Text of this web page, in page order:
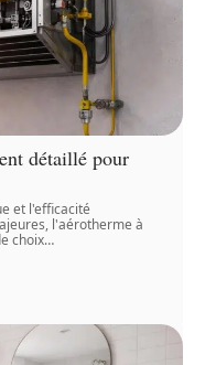
détaillé pour
et l'efficacité
l'aérotherme à
choix…